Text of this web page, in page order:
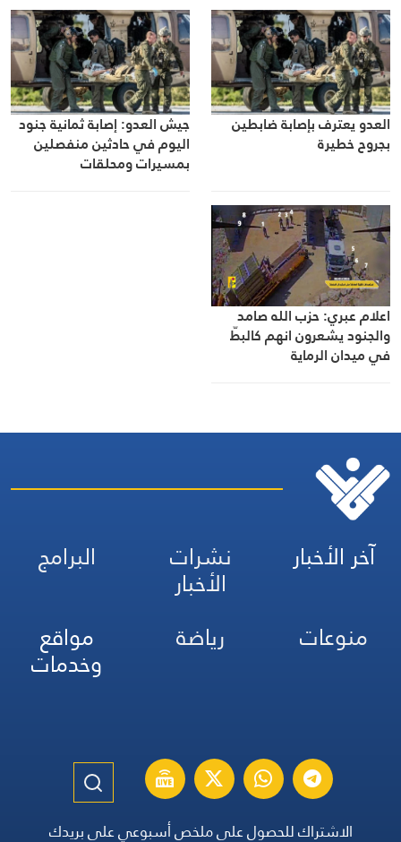
العدو يعترف بإصابة ضابطين
بجروح خطيرة
جيش العدو: إصابة ثمانية جنود
اليوم في حادثين منفصلين
بمسيرات ومحلقات
اعلام عبري: حزب الله صامد
والجنود يشعرون انهم كالبطّ
في ميدان الرماية
آخر الأخبار نشرات
الأخبار
البرامج
منوعات
رياضة مواقع
وخدمات
الاشتراك للحصول على ملخص أسبوعي على بريدك